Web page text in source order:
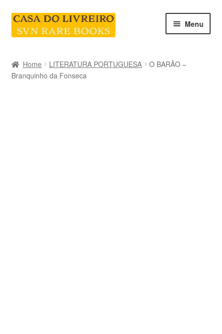
Skip
to
Skip
to
Menu
CATEGORIAS E COLEÇÕES
Home LITERATURA PORTUGUESA
O BARÃO –
Branquinho da Fonseca